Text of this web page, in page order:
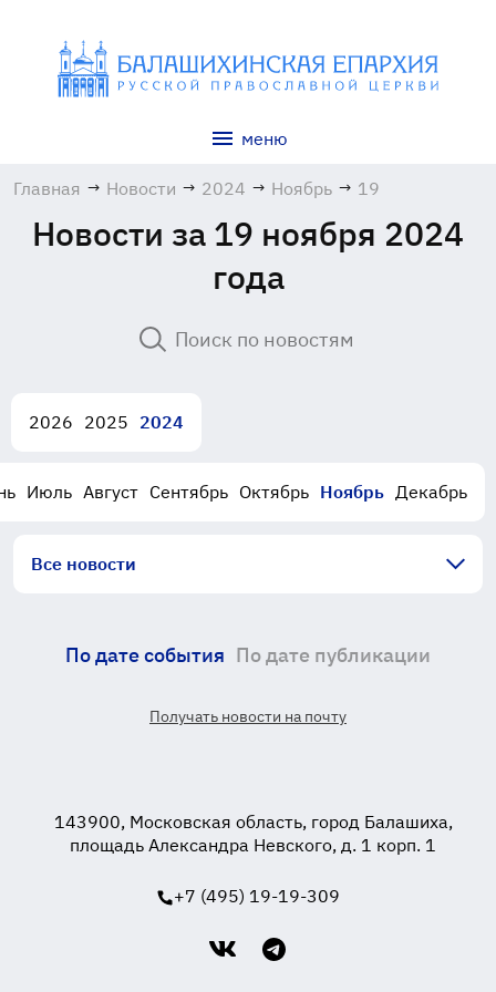
меню
Главная → Новости → 2024 → Ноябрь → 19
Новости за 19 ноября 2024
года
2026 2025 2024
Июль Август Сентябрь Октябрь Ноябрь Декабрь
Все новости
По дате события По дате публикации
Получать новости на почту
143900, Московская область, город Балашиха,
площадь Александра Невского, д. 1 корп. 1
+7 (495) 19-19-309